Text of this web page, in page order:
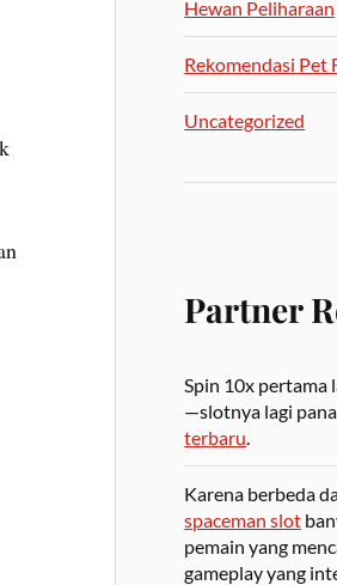
Hewan Peliharaan
Rekomendasi Pet
Uncategorized
Partner
Spin 10x pertama
—slotnya lagi
terbaru.
Karena berbeda
spaceman slot
pemain yang
gameplay yang